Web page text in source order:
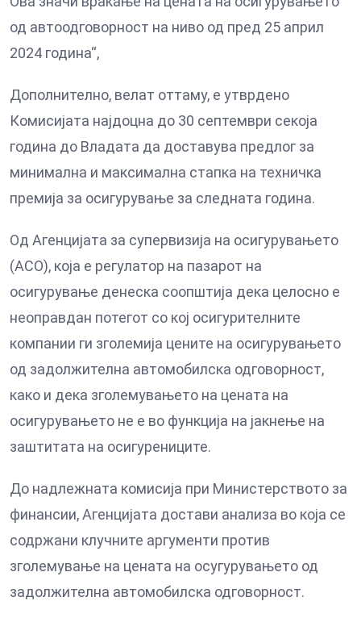
од автоодговорност на ниво од пред 25 април
2024 година“,
Дополнително, велат оттаму, е утврдено
Комисијата најдоцна до 30 септември секоја
година до Владата да доставува предлог за
минимална и максимална стапка на техничка
премија за осигурување за следната година.
Од Агенцијата за супервизија на осигурувањето
(АСО), која е регулатор на пазарот на
осигурување денеска соопштија дека целосно е
неоправдан потегот со кој осигурителните
компании ги зголемија цените на осигурувањето
од задолжителна автомобилска одговорност,
како и дека зголемувањето на цената на
осигурувањето не е во функција на јакнење на
заштитата на осигурениците.
До надлежната комисија при Министерството за
финансии, Агенцијата достави анализа во која се
содржани клучните аргументи против
зголемување на цената на осугурувањето од
задолжителна автомобилска одговорност.